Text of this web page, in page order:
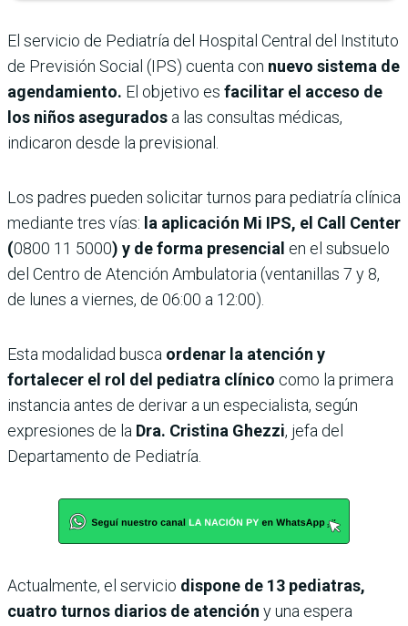
El servicio de Pediatría del Hospital Central del Instituto
de Previsión Social (IPS) cuenta con nuevo sistema de
agendamiento. El objetivo es facilitar el acceso de
los niños asegurados a las consultas médicas,
indicaron desde la previsional.
Los padres pueden solicitar turnos para pediatría clínica
mediante tres vías: la aplicación Mi IPS, el Call Center
(0800 11 5000) y de forma presencial en el subsuelo
del Centro de Atención Ambulatoria (ventanillas 7 y 8,
de lunes a viernes, de 06:00 a 12:00).
Esta modalidad busca ordenar la atención y
fortalecer el rol del pediatra clínico como la primera
instancia antes de derivar a un especialista, según
expresiones de la Dra. Cristina Ghezzi, jefa del
Departamento de Pediatría.
Actualmente, el servicio dispone de 13 pediatras,
cuatro turnos diarios de atención y una espera